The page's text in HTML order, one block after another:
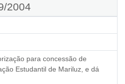
2004
para concessão de
Estudantil de Mariluz, e dá